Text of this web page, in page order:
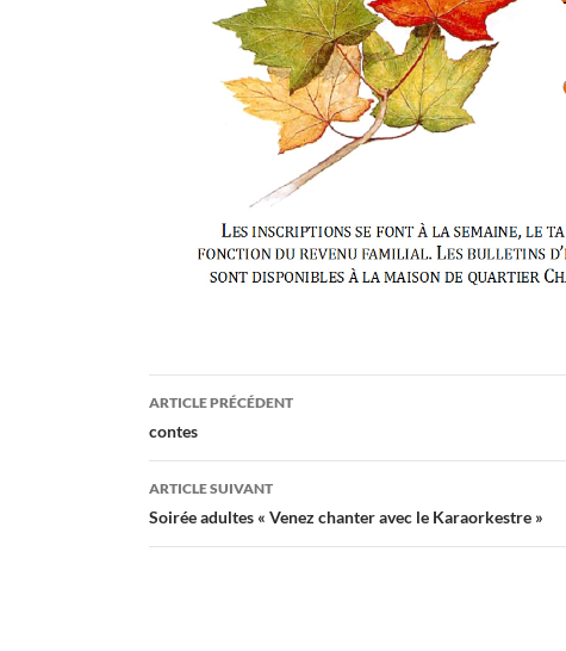
Navigation
des
articles
ARTICLE PRÉCÉDENT
contes
ARTICLE SUIVANT
Soirée adultes « Venez chanter avec le Karaorkestre »